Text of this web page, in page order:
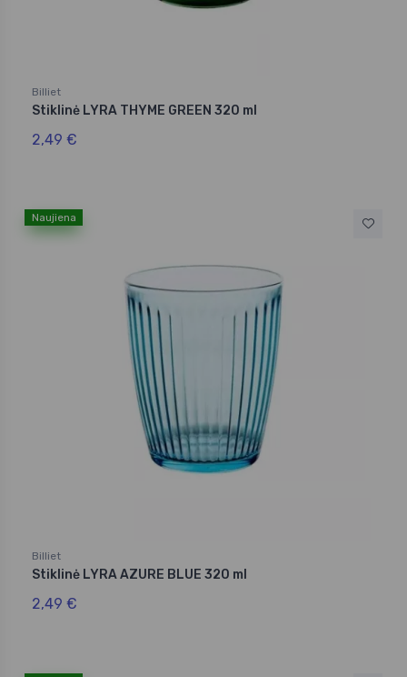
Billiet
Stiklinė LYRA THYME GREEN 320 ml
2,49 €
Naujiena
Billiet
Stiklinė LYRA AZURE BLUE 320 ml
2,49 €